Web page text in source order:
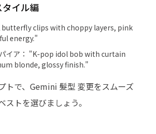
イル編
butterfly clips with choppy layers, pink
energy."
イア： "K-pop idol bob with curtain
blonde, glossy finish."
トで、Gemini 髮型 変更をスムーズ
ストを選びましょう。